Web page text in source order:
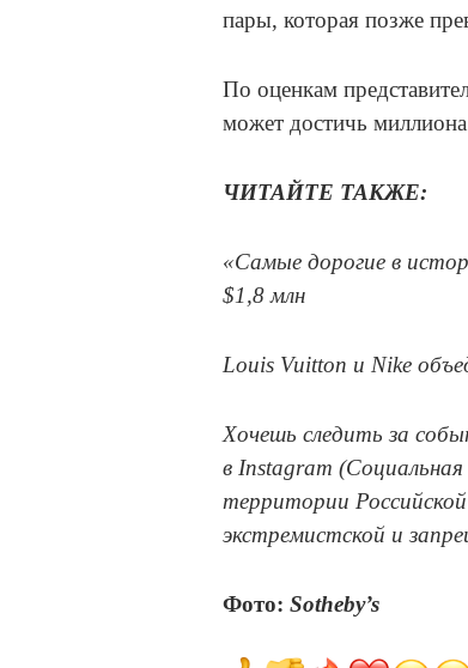
пары, которая позже
По оценкам
может достичь
ЧИТАЙТЕ ТАКЖЕ:
«Самые дорогие в
$1,8 млн
Louis Vuitton и Nike
Хочешь следить за
в Instagram
территории
экстремистской и
Фото: Sotheby’s